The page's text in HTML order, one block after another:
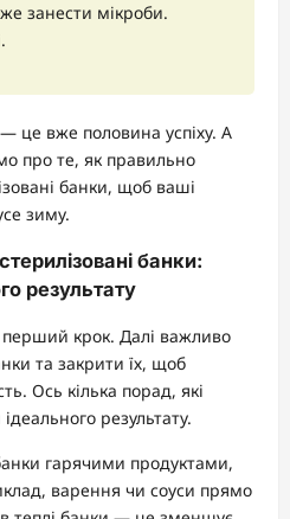
занести мікроби.
це вже половина успіху. А
про те, як правильно
банки, щоб ваші
зиму.
банки:
результату
крок. Далі важливо
та закрити їх, щоб
Ось кілька порад, які
результату.
гарячими продуктами,
варення чи соуси прямо